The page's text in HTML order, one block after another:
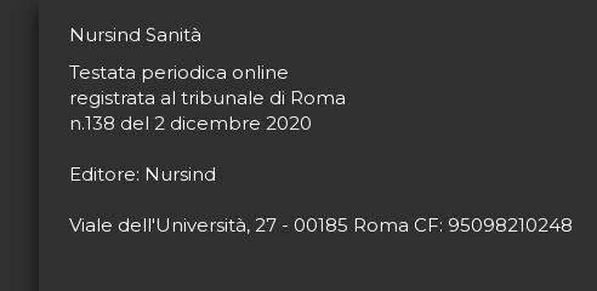
Nursind Sanità
Testata periodica online
registrata al tribunale di Roma
n.138 del 2 dicembre 2020
Editore: Nursind
Viale dell'Università, 27 - 00185 Roma CF: 95098210248